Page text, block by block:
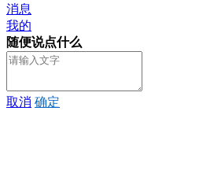
消息
我的
随便说点什么
取消 确定